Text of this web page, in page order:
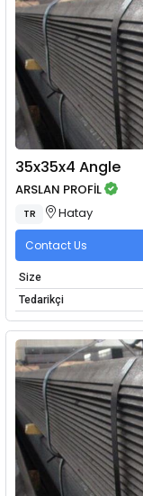
35x35x4 Angle
ARSLAN PROFİL
TR Hatay
Contact Us
Size
Tedarikçi